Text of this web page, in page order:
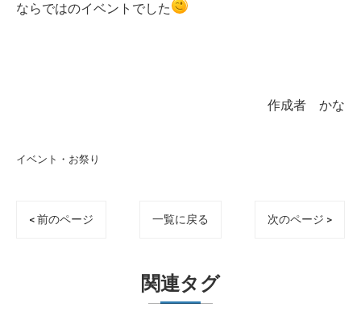
ならではのイベントでした
作成者 かな
イベント・お祭り
< 前のページ 一覧に戻る 次のページ >
関連タグ